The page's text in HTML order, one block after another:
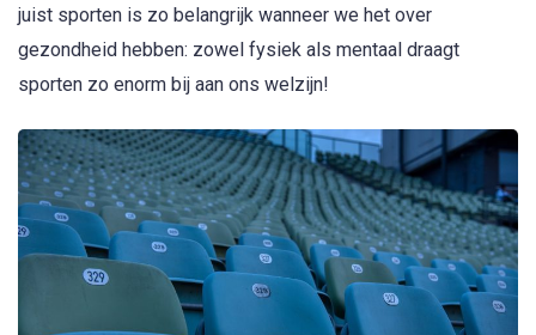
juist sporten is zo belangrijk wanneer we het over
gezondheid hebben: zowel fysiek als mentaal draagt
sporten zo enorm bij aan ons welzijn!